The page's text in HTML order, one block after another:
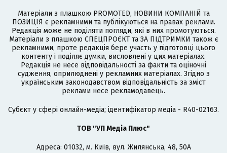
Матеріали з плашкою PROMOTED, НОВИНИ КОМПАНІЙ та
ПОЗИЦІЯ є рекламними та публікуються на правах реклами.
Редакція може не поділяти погляди, які в них промотуються.
Матеріали з плашкою СПЕЦПРОЄКТ та ЗА ПІДТРИМКИ також є
рекламними, проте редакція бере участь у підготовці цього
контенту і поділяє думки, висловлені у цих матеріалах.
Редакція не несе відповідальності за факти та оціночні
судження, оприлюднені у рекламних матеріалах. Згідно з
українським законодавством відповідальність за зміст
реклами несе рекламодавець.
Cубєкт у сфері онлайн-медіа; ідентифікатор медіа - R40-02163.
ТОВ "УП Медіа Плюс"
Адреса: 01032, м. Київ, вул. Жилянська, 48, 50А